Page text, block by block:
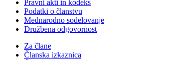
Pravni akti in kodeks
Podatki o članstvu
Mednarodno sodelovanje
Družbena odgovornost
Za člane
Članska izkaznica